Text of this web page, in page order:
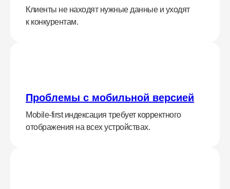
Клиенты не находят нужные данные и уходят
к конкурентам.
Проблемы с мобильной версией
Mobile-first индексация требует корректного
отображения на всех устройствах.